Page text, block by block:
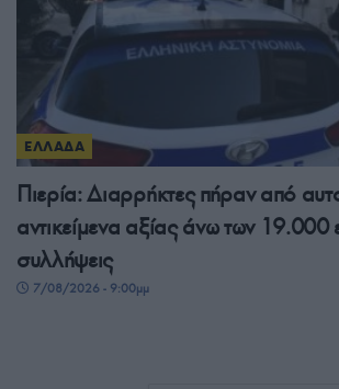
ΕΛΛΑΔΑ
Πιερία: Διαρρήκτες πήραν από
αντικείμενα αξίας άνω των
συλλήψεις
7/08/2026 - 9:00μμ